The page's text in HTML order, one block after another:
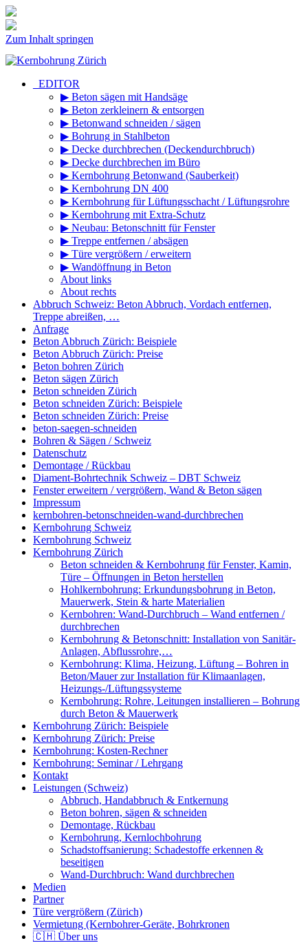
Zum Inhalt springen
_EDITOR
▶ Beton sägen mit Handsäge
▶ Beton zerkleinern & entsorgen
▶ Betonwand schneiden / sägen
▶ Bohrung in Stahlbeton
▶ Decke durchbrechen (Deckendurchbruch)
▶ Decke durchbrechen im Büro
▶ Kernbohrung Betonwand (Sauberkeit)
▶ Kernbohrung DN 400
▶ Kernbohrung für Lüftungsschacht / Lüftungsrohre
▶ Kernbohrung mit Extra-Schutz
▶ Neubau: Betonschnitt für Fenster
▶ Treppe entfernen / absägen
▶ Türe vergrößern / erweitern
▶ Wandöffnung in Beton
About links
About rechts
Abbruch Schweiz: Beton Abbruch, Vordach entfernen,
Treppe abreißen, …
Anfrage
Beton Abbruch Zürich: Beispiele
Beton Abbruch Zürich: Preise
Beton bohren Zürich
Beton sägen Zürich
Beton schneiden Zürich
Beton schneiden Zürich: Beispiele
Beton schneiden Zürich: Preise
beton-saegen-schneiden
Bohren & Sägen / Schweiz
Datenschutz
Demontage / Rückbau
Diament-Bohrtechnik Schweiz – DBT Schweiz
Fenster erweitern / vergrößern, Wand & Beton sägen
Impressum
kernbohren-betonschneiden-wand-durchbrechen
Kernbohrung Schweiz
Kernbohrung Schweiz
Kernbohrung Zürich
Beton schneiden & Kernbohrung für Fenster, Kamin,
Türe – Öffnungen in Beton herstellen
Hohlkernbohrung: Erkundungsbohrung in Beton,
Mauerwerk, Stein & harte Materialien
Kernbohren: Wand-Durchbruch – Wand entfernen /
durchbrechen
Kernbohrung & Betonschnitt: Installation von Sanitär-
Anlagen, Abflussrohre,…
Kernbohrung: Klima, Heizung, Lüftung – Bohren in
Beton/Mauer zur Installation für Klimaanlagen,
Heizungs-/Lüftungssysteme
Kernbohrung: Rohre, Leitungen installieren – Bohrung
durch Beton & Mauerwerk
Kernbohrung Zürich: Beispiele
Kernbohrung Zürich: Preise
Kernbohrung: Kosten-Rechner
Kernbohrung: Seminar / Lehrgang
Kontakt
Leistungen (Schweiz)
Abbruch, Handabbruch & Entkernung
Beton bohren, sägen & schneiden
Demontage, Rückbau
Kernbohrung, Kernlochbohrung
Schadstoffsanierung: Schadestoffe erkennen &
beseitigen
Wand-Durchbruch: Wand durchbrechen
Medien
Partner
Türe vergrößern (Zürich)
Vermietung (Kernbohrer-Geräte, Bohrkronen
🇨🇭 Über uns